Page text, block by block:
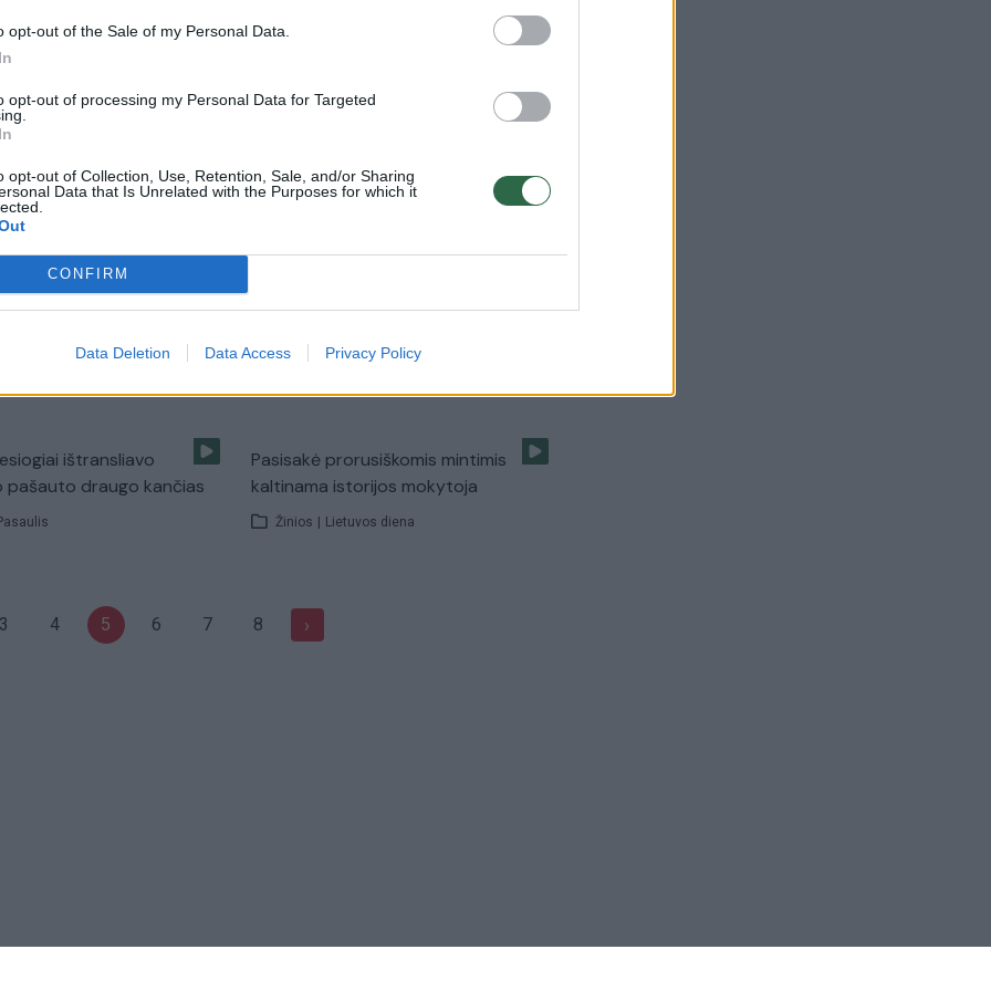
opt-out of the Sale of my Personal Data.
opt-out of processing my Personal Data for Targeted
opt-out of Collection, Use, Retention, Sale, and/or Sharing
Data that Is Unrelated with the Purposes for which it
CONFIRM
Data Deletion Data Access Privacy Policy
Pasaulis
snaudė automobilyje, kol
Ramūnui Karbauskiui patikusias eiles
karšta diena
šuns pasivaikščiojimas
Žinios Lietuvos diena
ištransliavo
pašauto draugo kančias
Pasisakė prorusiškomis mintimis
kaltinama istorijos mokytoja
Žinios Lietuvos diena
3 4 5 6 7 8 ›